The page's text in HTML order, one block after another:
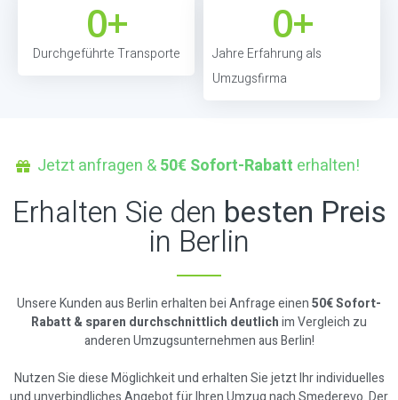
Durchgeführte Transporte
0+
Jahre Erfahrung als
Umzugsfirma
0+
Jetzt anfragen &50€ Sofort-Rabatt erhalten!
Erhalten Sie den besten Preis
in Berlin
Unsere Kunden aus Berlin erhalten bei Anfrage einen50€ Sofort-
Rabatt & sparen durchschnittlich deutlichim Vergleich zu
anderen Umzugsunternehmen aus Berlin!
Nutzen Sie diese Möglichkeit und erhalten Sie jetzt Ihr individuelles